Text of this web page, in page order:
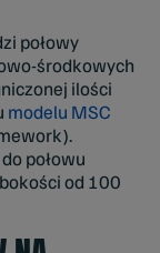
połowy
środkowych
ilości
modelu MSC
połowu
od 100